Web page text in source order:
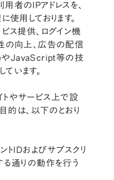
者のIPアドレスを、
使用しております。
ス提供、ログイン機
の向上、広告の配信
やJavaScript等の技
います。
やサービス上で設
は、以下のとおり
トIDおよびサブスクリ
る通りの動作を行う